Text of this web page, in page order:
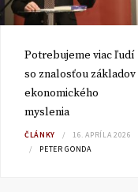
Potrebujeme viac ľudí
so znalosťou základov
ekonomického
myslenia
ČLÁNKY
16. APRÍLA 2026
PETER GONDA